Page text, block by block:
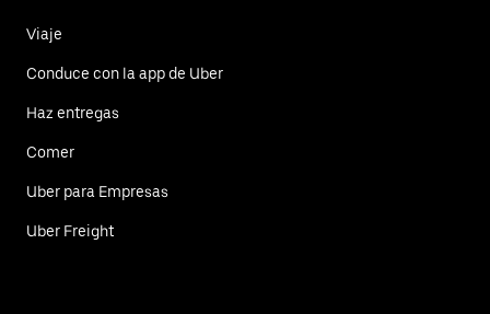
Viaje
Conduce con la app de Uber
Haz entregas
Comer
Uber para Empresas
Uber Freight